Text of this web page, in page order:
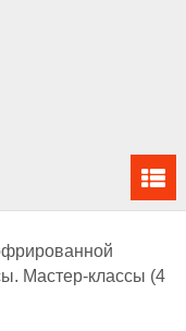
Мастер-классы (4